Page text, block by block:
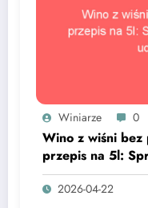
Winiarze 0
Wino z wiśni
przepis na 5l:
sekret udanego
2026-04-22